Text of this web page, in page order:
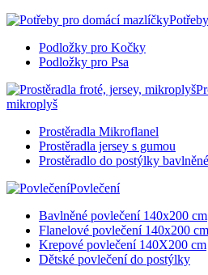
Podložky pro Kočky
Podložky pro Psa
mikroplyš
Prostěradla Mikroflanel
Prostěradla jersey s gumou
Prostěradlo do postýlky
Povlečení
Bavlněné povlečení 140x200 cm
Flanelové povlečení 140x200 cm
Krepové povlečení 140X200 cm
Dětské povlečení do postýlky